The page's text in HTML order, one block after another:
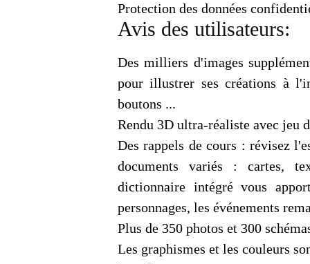
Protection des données
Avis des utilisateurs:
Des milliers d'images
pour illustrer ses créations à
boutons ...
Rendu 3D ultra-réaliste avec jeu
Des rappels de cours : révisez
documents variés : cartes,
dictionnaire intégré vous
personnages, les événements
Plus de 350 photos et 300
Les graphismes et les couleurs